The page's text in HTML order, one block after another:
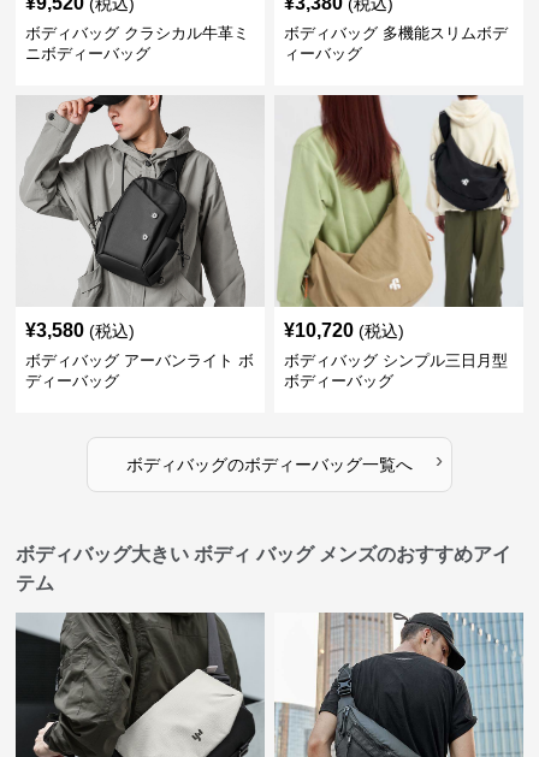
ボディバッグ クラシカル牛革ミ
ニボディーバッグ
ボディバッグ 多機能スリムボデ
ィーバッグ
¥3,580 (税込)
ボディバッグ アーバンライト ボ
ディーバッグ
¥10,720 (税込)
ボディバッグ シンプル三日月型
ボディーバッグ
ボディバッグのボディーバッグ一覧へ ›
ボディバッグ大きい ボディ バッグ メンズのおすすめアイ
テム